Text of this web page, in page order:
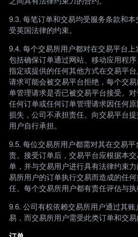
9.3. 每笔订单和交易均受服务条款和
受英国法律的约束。
9.4. 每个交易所用户都对在交易平台上
包括确保订单通过网站、移动应用程
指定或提供的任何其他方式在交易平
请求可能会被交易平台拒绝，每个交
单管理请求是否已被交易平台接受。
任何订单或任何订单管理请求因任何
损失，公司不承担责任。向交易平台
用户自行承担。
9.5. 每位交易所用户都需对其在交易
责。接受订单后，交易平台应根据本
单，并与交易用户进行具有法律约束
易所用户的订单执行交易而造成的任
任。每个交易所用户都有责任评估与执
9.6. 公司有权依赖交易所用户通过其
易，而交易所用户需受此类订单和交易